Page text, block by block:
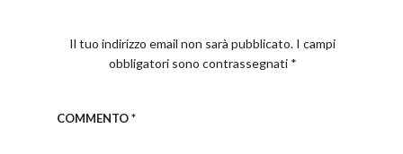
Il tuo indirizzo email non sarà pubblicato. I campi
obbligatori sono contrassegnati *
COMMENTO*